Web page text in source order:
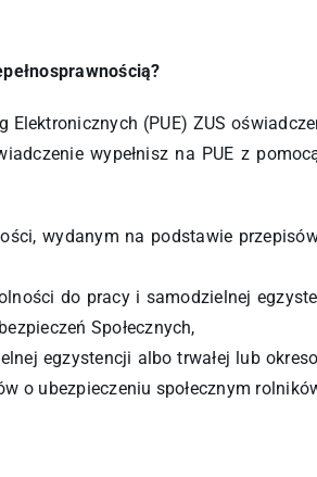
(PUE) ZUS
wypełnisz na PUE z
wydanym na podstawie
do pracy i samodzielnej
Społecznych,
egzystencji albo trwałej lub
o ubezpieczeniu społecznym